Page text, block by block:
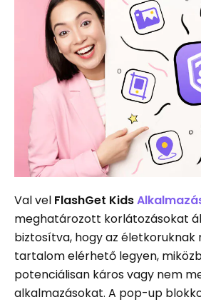
Val vel FlashGet Kids
meghatározott korlátozásokat
biztosítva, hogy az életkoruknak
tartalom elérhető legyen,
potenciálisan káros vagy nem
alkalmazásokat. A pop-up